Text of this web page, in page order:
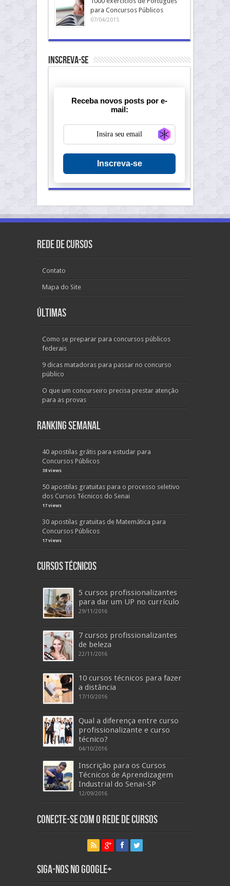
para Concursos Públicos
07/04/2015
Inscreva-se
Receba novos posts por e-
mail:
Generate new
Inscreva-se
Rede de Cursos
Contato
Mapa do Site
Últimas
Como se preparar para concursos públicos
federais
9 dicas matadoras para passar no concurso
público
O que um concurseiro precisa prestar atenção
para as provas
Ranking Semanal
40 apostilas grátis para estudar para
Concursos Públicos
38 views
50 apostilas gratuitas para o processo seletivo
dos Cursos Técnicos do Senai
17 views
30 apostilas gratuitas de Matemática para
Concursos Públicos
17 views
Cursos Técnicos
5 cursos profissionalizantes
para dar um UP no currículo
29/11/2016
7 cursos profissionalizantes
de beleza
22/11/2016
10 cursos técnicos para fazer
a distância
17/10/2016
Qual a diferença entre curso
profissionalizante e curso
técnico?
04/10/2016
Inscrição para os Cursos
Técnicos de Aprendizagem
Industrial do Senai-SP
12/09/2016
Conecte-se com o Rede de Cursos
Siga-nos no Google+